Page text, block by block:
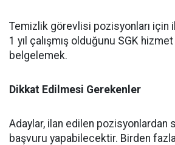
Temizlik görevlisi pozisyonları için
1 yıl çalışmış olduğunu SGK
belgelemek.
Dikkat Edilmesi Gerekenler
Adaylar, ilan edilen pozisyonlardan
başvuru yapabilecektir. Birden